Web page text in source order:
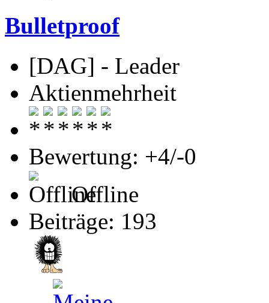
Bulletproof
[DAG] - Leader
Aktienmehrheit
Bewertung: +4/-0
Offline
Beiträge: 193